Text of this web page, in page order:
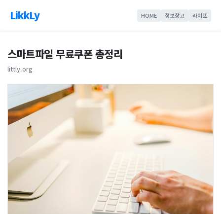
LikkLy HOME 정보창고 라이프
스마트파일 무료쿠폰 총정리
littly.org